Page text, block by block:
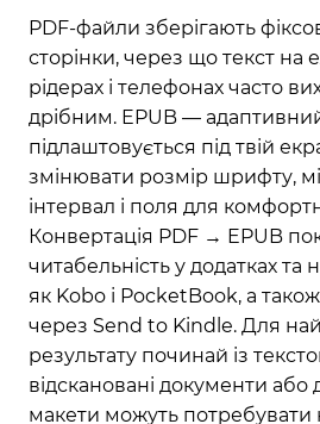
PDF-файли зберігають
сторінки, через що текст на
рідерах і телефонах часто
дрібним. EPUB —
підлаштовується під твій
змінювати розмір шрифту,
інтервал і поля для
Конвертація PDF → EPUB
читабельність у додатках та
як Kobo і PocketBook, а
через Send to Kindle. Для
результату починай із
відскановані документи або
макети можуть потребувати